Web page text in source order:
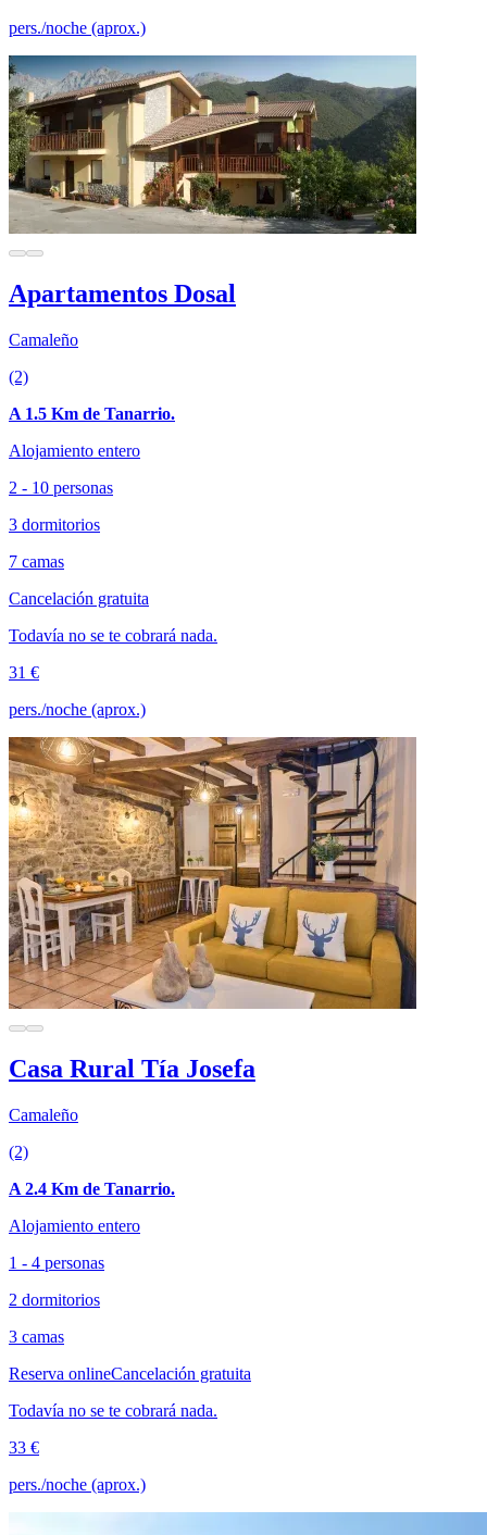
pers./noche (aprox.)
Apartamentos Dosal
Camaleño
(2)
A 1.5 Km de Tanarrio.
Alojamiento entero
2 - 10 personas
3 dormitorios
7 camas
Cancelación gratuita
Todavía no se te cobrará nada.
31 €
pers./noche (aprox.)
Casa Rural Tía Josefa
Camaleño
(2)
A 2.4 Km de Tanarrio.
Alojamiento entero
1 - 4 personas
2 dormitorios
3 camas
Reserva onlineCancelación gratuita
Todavía no se te cobrará nada.
33 €
pers./noche (aprox.)